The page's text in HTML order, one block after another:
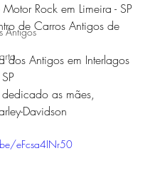
Antigos
Rock em Limeira - SP
de Carros Antigos de
dos Antigos em Interlagos
as mães,
Davidson
eFcsa4INr50